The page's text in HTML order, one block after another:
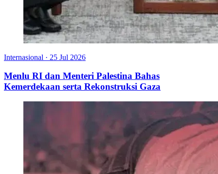
Internasional · 25 Jul 2026
Menlu RI dan Menteri Palestina Bahas
Kemerdekaan serta Rekonstruksi Gaza